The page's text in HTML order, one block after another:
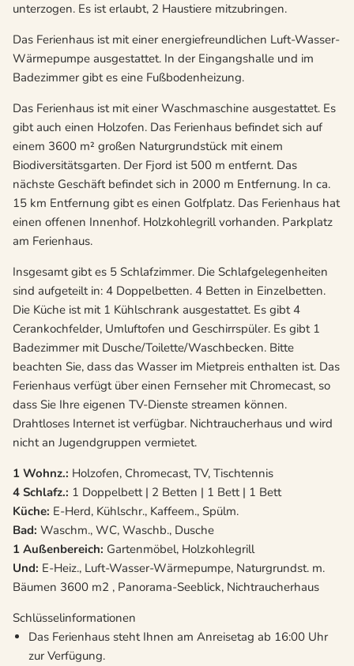
unterzogen. Es ist erlaubt, 2 Haustiere mitzubringen.
Das Ferienhaus ist mit einer energiefreundlichen Luft-Wasser-
Wärmepumpe ausgestattet. In der Eingangshalle und im
Badezimmer gibt es eine Fußbodenheizung.
Das Ferienhaus ist mit einer Waschmaschine ausgestattet. Es
gibt auch einen Holzofen. Das Ferienhaus befindet sich auf
einem 3600 m² großen Naturgrundstück mit einem
Biodiversitätsgarten. Der Fjord ist 500 m entfernt. Das
nächste Geschäft befindet sich in 2000 m Entfernung. In ca.
15 km Entfernung gibt es einen Golfplatz. Das Ferienhaus hat
einen offenen Innenhof. Holzkohlegrill vorhanden. Parkplatz
am Ferienhaus.
Insgesamt gibt es 5 Schlafzimmer. Die Schlafgelegenheiten
sind aufgeteilt in: 4 Doppelbetten. 4 Betten in Einzelbetten.
Die Küche ist mit 1 Kühlschrank ausgestattet. Es gibt 4
Cerankochfelder, Umluftofen und Geschirrspüler. Es gibt 1
Badezimmer mit Dusche/Toilette/Waschbecken. Bitte
beachten Sie, dass das Wasser im Mietpreis enthalten ist. Das
Ferienhaus verfügt über einen Fernseher mit Chromecast, so
dass Sie Ihre eigenen TV-Dienste streamen können.
Drahtloses Internet ist verfügbar. Nichtraucherhaus und wird
nicht an Jugendgruppen vermietet.
1 Wohnz.: Holzofen, Chromecast, TV, Tischtennis
4 Schlafz.: 1 Doppelbett | 2 Betten | 1 Bett | 1 Bett
Küche: E-Herd, Kühlschr., Kaffeem., Spülm.
Bad: Waschm., WC, Waschb., Dusche
1 Außenbereich: Gartenmöbel, Holzkohlegrill
Und: E-Heiz., Luft-Wasser-Wärmepumpe, Naturgrundst. m.
Bäumen 3600 m2 , Panorama-Seeblick, Nichtraucherhaus
Schlüsselinformationen
Das Ferienhaus steht Ihnen am Anreisetag ab 16:00 Uhr
zur Verfügung.